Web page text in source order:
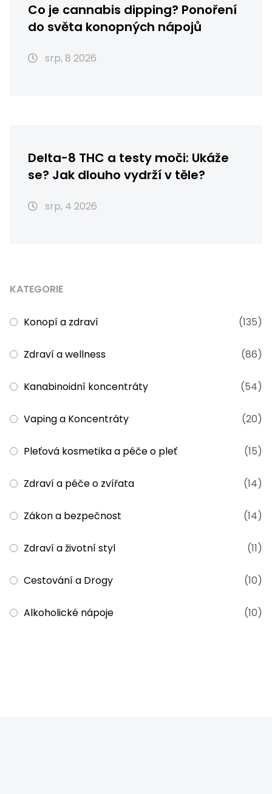
Co je cannabis dipping? Ponoření
do světa konopných nápojů
srp, 8 2026
Delta-8 THC a testy moči: Ukáže
se? Jak dlouho vydrží v těle?
srp, 4 2026
KATEGORIE
Konopí a zdraví (135)
Zdraví a wellness (86)
Kanabinoidní koncentráty (54)
Vaping a Koncentráty (20)
Pleťová kosmetika a péče o pleť (15)
Zdraví a péče o zvířata (14)
Zákon a bezpečnost (14)
Zdraví a životní styl (11)
Cestování a Drogy (10)
Alkoholické nápoje (10)